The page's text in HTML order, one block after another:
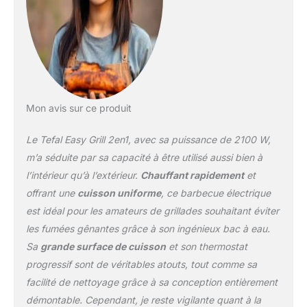
Mon avis sur ce produit
Le Tefal Easy Grill 2en1, avec sa puissance de 2100 W,
m’a séduite par sa capacité à être utilisé aussi bien à
l’intérieur qu’à l’extérieur. Chauffant rapidementet
offrant une cuisson uniforme, ce barbecue électrique
est idéal pour les amateurs de grillades souhaitant éviter
les fumées gênantes grâce à son ingénieux bac à eau.
Sa grande surface de cuissonet son thermostat
progressif sont de véritables atouts, tout comme sa
facilité de nettoyage grâce à sa conception entièrement
démontable. Cependant, je reste vigilante quant à la